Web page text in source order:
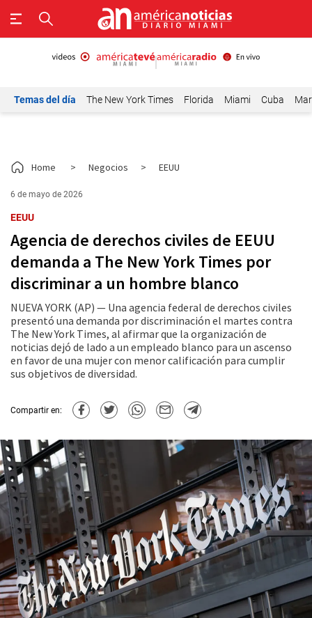
Temas del día The New York Times Florida Miami Cuba
Home > Negocios > EEUU
6 de mayo de 2026
EEUU
Agencia de derechos civiles de EEUU
demanda a The New York Times por
discriminar a un hombre blanco
NUEVA YORK (AP) — Una agencia federal de derechos civiles
presentó una demanda por discriminación el martes contra
The New York Times, al afirmar que la organización de
noticias dejó de lado a un empleado blanco para un ascenso
en favor de una mujer con menor calificación para cumplir
sus objetivos de diversidad.
Compartir en: